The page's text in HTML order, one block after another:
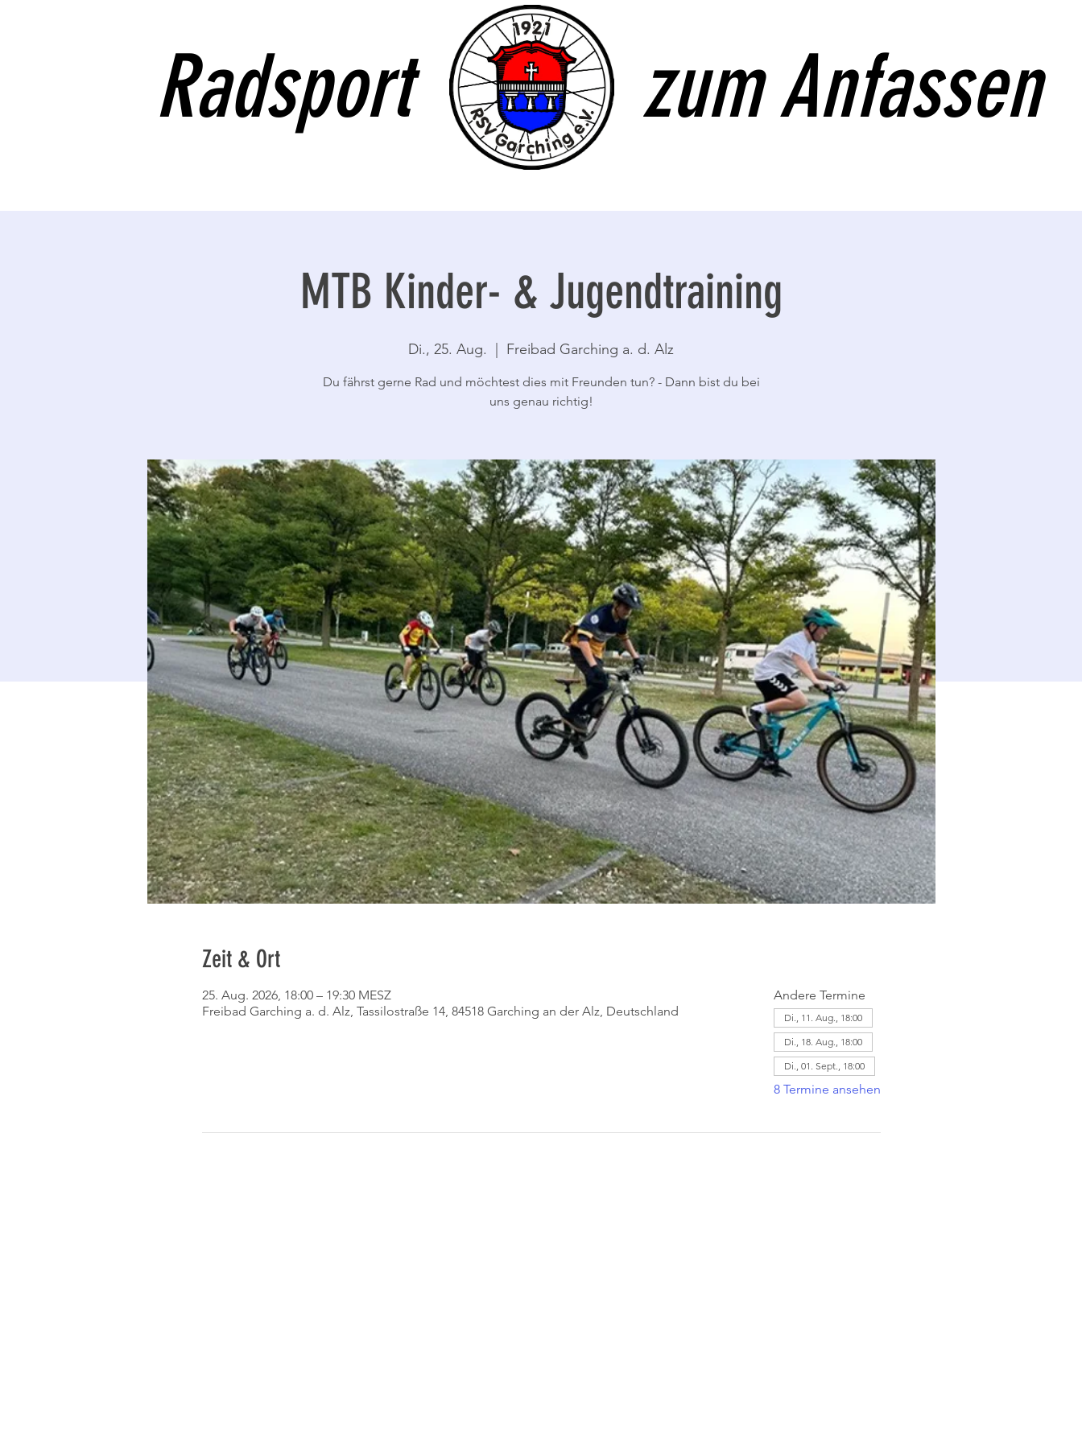
Radsport zum Anfassen
MTB Kinder- & Jugendtraining
Di., 25. Aug. Freibad Garching a. d. Alz
Du fährst gerne Rad und möchtest dies mit Freunden tun? - Dann bist du bei
uns genau richtig!
Zeit & Ort
25. Aug. 2026, 18:00 – 19:30 MESZ
Freibad Garching a. d. Alz, Tassilostraße 14, 84518 Garching an der Alz, Deutschland
Andere Termine
Di., 11. Aug., 18:00
Di., 18. Aug., 18:00
Di., 01. Sept., 18:00
8 Termine ansehen